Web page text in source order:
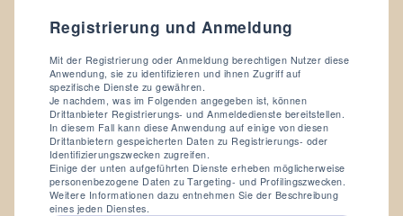
Registrierung und Anmeldung
Mit der Registrierung oder Anmeldung berechtigen Nutzer diese
Anwendung, sie zu identifizieren und ihnen Zugriff auf
spezifische Dienste zu gewähren.
Je nachdem, was im Folgenden angegeben ist, können
Drittanbieter Registrierungs- und Anmeldedienste bereitstellen.
In diesem Fall kann diese Anwendung auf einige von diesen
Drittanbietern gespeicherten Daten zu Registrierungs- oder
Identifizierungszwecken zugreifen.
Einige der unten aufgeführten Dienste erheben möglicherweise
personenbezogene Daten zu Targeting- und Profilingszwecken.
Weitere Informationen dazu entnehmen Sie der Beschreibung
eines jeden Dienstes.